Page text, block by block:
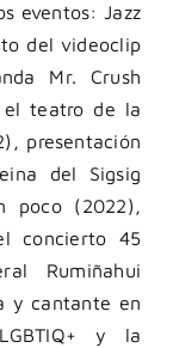
eventos: Jazz
del videoclip
Mr. Crush
el teatro de la
presentación
del Sigsig
poco (2022),
concierto 45
Rumiñahui
y cantante en
y la